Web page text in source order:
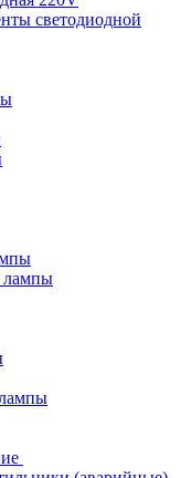
светодиодной
лампы